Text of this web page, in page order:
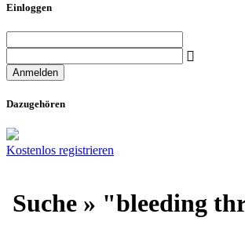
Einloggen
Dazugehören
Kostenlos registrieren
Suche » "bleeding